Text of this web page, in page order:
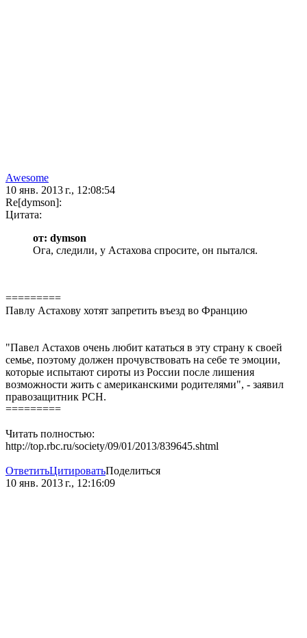
Awesome
10 янв. 2013 г., 12:08:54
Re[dymson]:
Цитата:
от: dymson
Ога, следили, у Астахова спросите, он пытался.
=========
Павлу Астахову хотят запретить въезд во Францию
"Павел Астахов очень любит кататься в эту страну к своей
семье, поэтому должен прочувствовать на себе те эмоции,
которые испытают сироты из России после лишения
возможности жить с американскими родителями", - заявил
правозащитник РСН.
=========
Читать полностью:
http://top.rbc.ru/society/09/01/2013/839645.shtml
ОтветитьЦитироватьПоделиться
10 янв. 2013 г., 12:16:09